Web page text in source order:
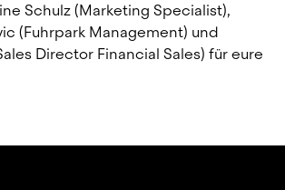
Schulz (Marketing Specialist),
(Fuhrpark Management) und
Director Financial Sales) für eure